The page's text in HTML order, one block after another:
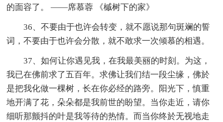
的面容了。 ——席慕蓉 《槭树下的家》
36、不要由于也许会转变，就不愿说那句斑斓的誓
词，不要由于也许会分散，就不敢求一次倾慕的相遇。
37、如何让你遇见我，在我最美丽的时刻。为这，
我已在佛前求了五百年。求佛让我们结一段尘缘，佛於
是把我化做一棵树，长在你必经的路旁。阳光下，慎重
地开满了花，朵朵都是我前世的盼望。当你走近，请你
细听那颤抖的叶是我等待的热情。而当你终於无视地走